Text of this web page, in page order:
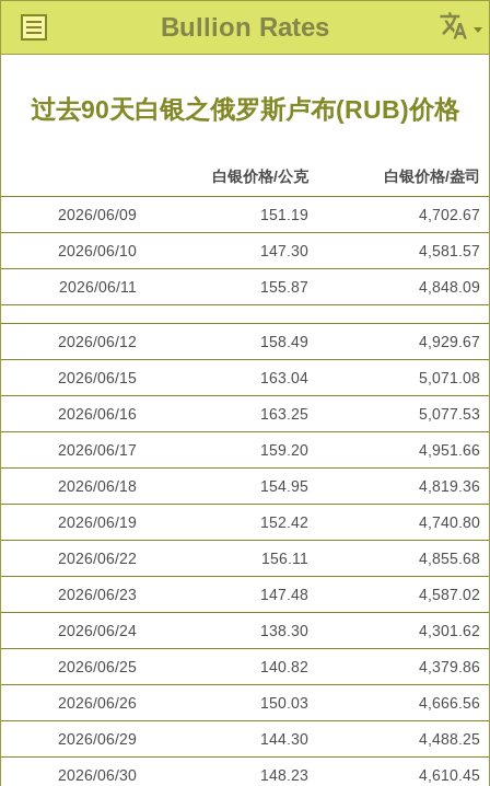
Bullion Rates
过去90天白银之俄罗斯卢布(RUB)价格
白银价格/公克 白银价格/盎司
2026/06/09 151.19 4,702.67
2026/06/10 147.30 4,581.57
2026/06/11 155.87 4,848.09
2026/06/12 158.49 4,929.67
2026/06/15 163.04 5,071.08
2026/06/16 163.25 5,077.53
2026/06/17 159.20 4,951.66
2026/06/18 154.95 4,819.36
2026/06/19 152.42 4,740.80
2026/06/22 156.11 4,855.68
2026/06/23 147.48 4,587.02
2026/06/24 138.30 4,301.62
2026/06/25 140.82 4,379.86
2026/06/26 150.03 4,666.56
2026/06/29 144.30 4,488.25
2026/06/30 148.23 4,610.45